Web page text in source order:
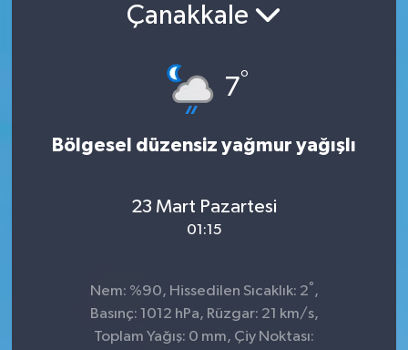
Çanakkale
7°
Bölgesel düzensiz yağmur yağışlı
23 Mart Pazartesi
01:15
Nem: %90, Hissedilen Sıcaklık: 2° ,
Basınç: 1012 hPa, Rüzgar: 21 km/s,
Toplam Yağış: 0 mm, Çiy Noktası:
Konsorsiyum